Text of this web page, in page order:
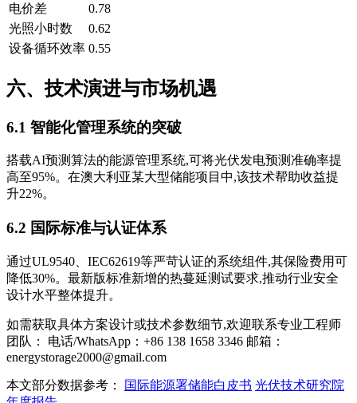
电价差
0.78
光照小时数
0.62
设备循环效率 0.55
六、技术演进与市场机遇
6.1 智能化管理系统的突破
搭载AI预测算法的能源管理系统,可将光伏发电预测准确率提
高至95%。在澳大利亚某大型储能项目中,该技术帮助收益提
升22%。
6.2 国际标准与认证体系
通过UL9540、IEC62619等严苛认证的系统组件,其保险费用可
降低30%。最新版标准新增的热蔓延测试要求,推动行业安全
设计水平整体提升。
如需获取具体方案设计或技术参数细节,欢迎联系专业工程师
团队： 电话/WhatsApp：+86 138 1658 3346 邮箱：
energystorage2000@gmail.com
本文部分数据参考： 国际能源署储能白皮书 光伏技术研究院